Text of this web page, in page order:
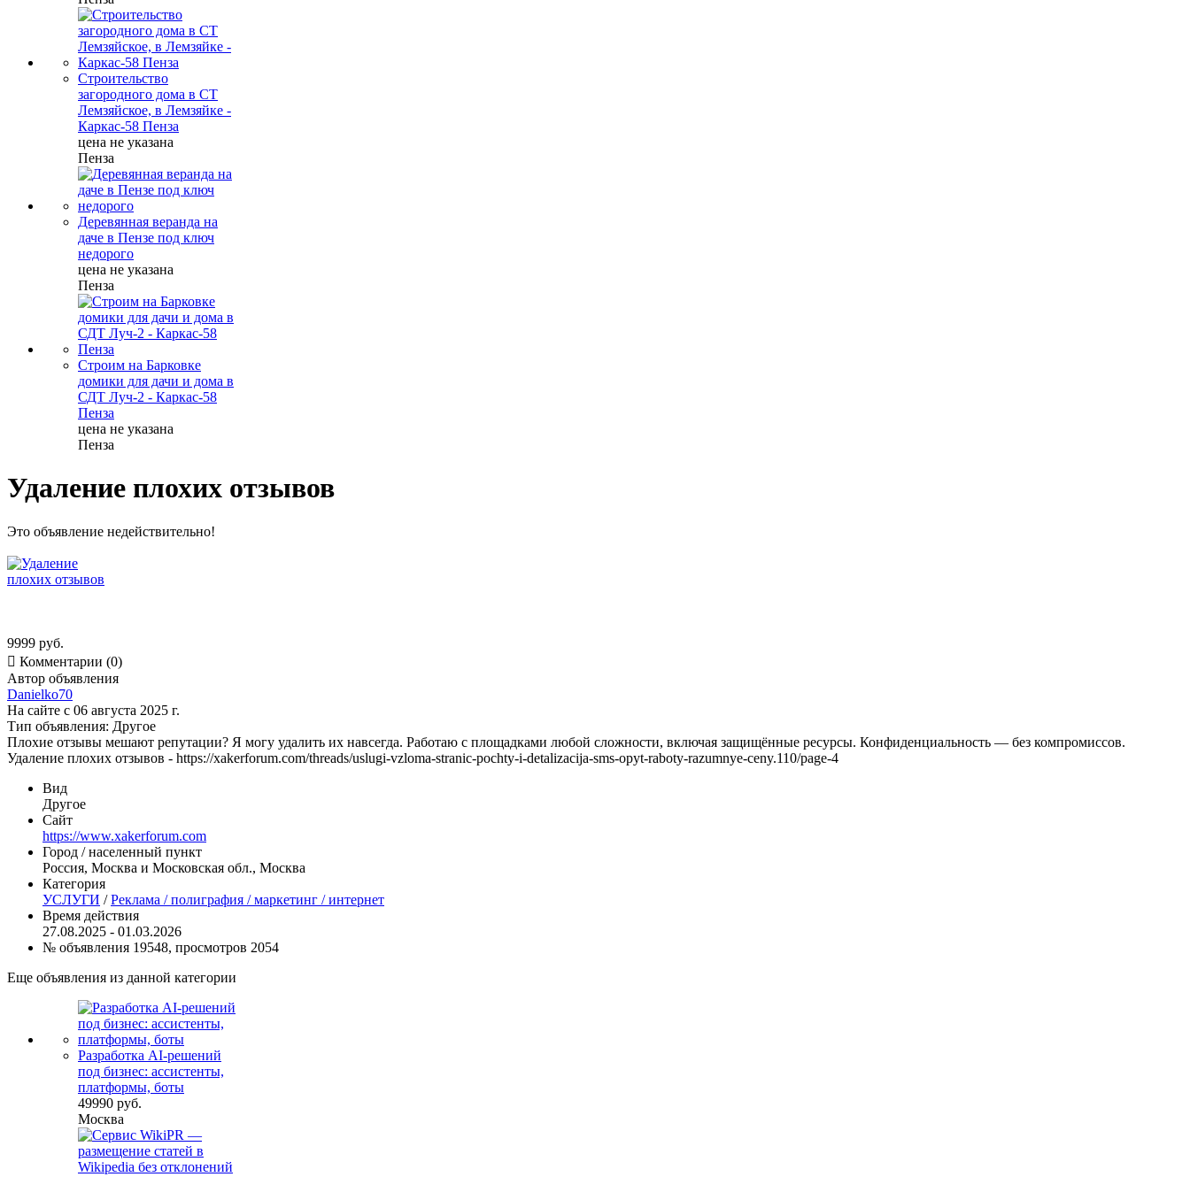
Строительство
загородного дома в СТ
Лемзяйское, в Лемзяйке -
Каркас-58 Пенза
цена не указана
Пенза
Деревянная веранда на
даче в Пензе под ключ
недорого
цена не указана
Пенза
Строим на Барковке
домики для дачи и дома в
СДТ Луч-2 - Каркас-58
Пенза
цена не указана
Пенза
Удаление плохих отзывов
Это объявление недействительно!
9999 руб.
 Комментарии (0)
Автор объявления
Danielko70
На сайте с 06 августа 2025 г.
Тип объявления: Другое
Плохие отзывы мешают репутации? Я могу удалить их навсегда. Работаю с площадками любой сложности, включая защищённые ресурсы. Конфиденциальность — без компромиссов.
Удаление плохих отзывов - https://xakerforum.com/threads/uslugi-vzloma-stranic-pochty-i-detalizacija-sms-opyt-raboty-razumnye-ceny.110/page-4
Вид
Другое
Сайт
https://www.xakerforum.com
Город / населенный пункт
Россия, Москва и Московская обл., Москва
Категория
УСЛУГИ /Реклама / полиграфия / маркетинг / интернет
Время действия
27.08.2025 - 01.03.2026
№ объявления 19548, просмотров 2054
Еще объявления из данной категории
Разработка AI-решений
под бизнес: ассистенты,
платформы, боты
49990 руб.
Москва